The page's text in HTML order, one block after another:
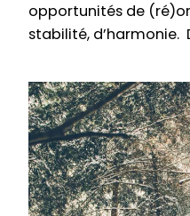
opportunités de
stabilité, d’harmonie.